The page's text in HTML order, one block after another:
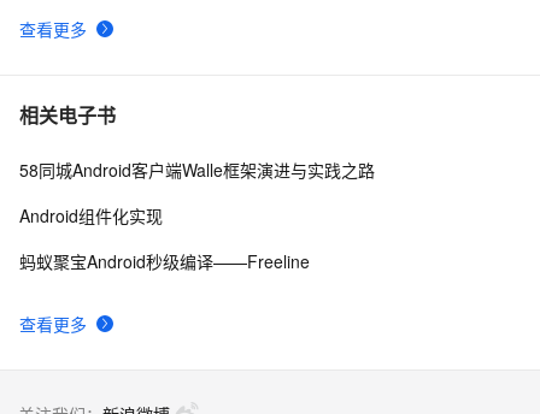
9 [Android]Activity跳转传递任意类型的数据、Activity为
10
查看更多
相关电子书
查看更多
58同城Android客户端Walle框架演进与实践之路
Android组件化实现
蚂蚁聚宝Android秒级编译——Freeline